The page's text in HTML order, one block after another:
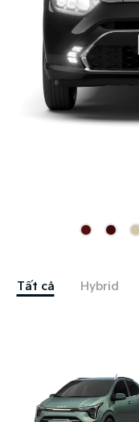
Tất cả Hybrid